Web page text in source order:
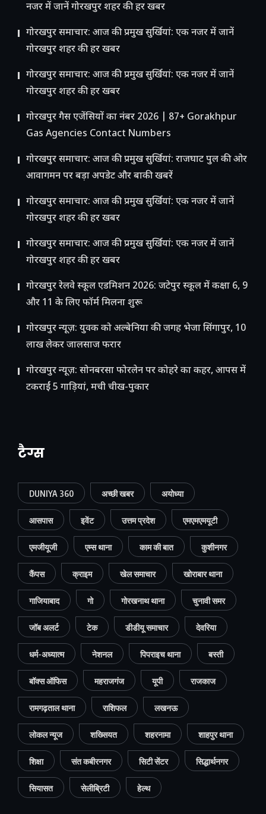
नजर में जानें गोरखपुर शहर की हर खबर
गोरखपुर समाचार: आज की प्रमुख सुर्खियां: एक नजर में जानें
गोरखपुर शहर की हर खबर
गोरखपुर समाचार: आज की प्रमुख सुर्खियां: एक नजर में जानें
गोरखपुर शहर की हर खबर
गोरखपुर गैस एजेंसियों का नंबर 2026 | 87+ Gorakhpur
Gas Agencies Contact Numbers
गोरखपुर समाचार: आज की प्रमुख सुर्खियां: राजघाट पुल की ओर
आवागमन पर बड़ा अपडेट और बाकी खबरें
गोरखपुर समाचार: आज की प्रमुख सुर्खियां: एक नजर में जानें
गोरखपुर शहर की हर खबर
गोरखपुर समाचार: आज की प्रमुख सुर्खियां: एक नजर में जानें
गोरखपुर शहर की हर खबर
गोरखपुर रेलवे स्कूल एडमिशन 2026: जटेपुर स्कूल में कक्षा 6, 9
और 11 के लिए फॉर्म मिलना शुरू
गोरखपुर न्यूज़: युवक को अल्बेनिया की जगह भेजा सिंगापुर, 10
लाख लेकर जालसाज फरार
गोरखपुर न्यूज़: सोनबरसा फोरलेन पर कोहरे का कहर, आपस में
टकराईं 5 गाड़ियां, मची चीख-पुकार
टैग्स
DUNIYA 360 अच्छी खबर अयोध्या
आसपास इवेंट उत्तम प्रदेश एमएमएमयूटी
एमजीयूजी एम्स थाना काम की बात कुशीनगर
कैंपस क्राइम खेल समाचार खोराबार थाना
गाजियाबाद गो गोरखनाथ थाना चुनावी समर
जॉब अलर्ट टेक डीडीयू समाचार देवरिया
धर्म-अध्यात्म नेशनल पिपराइच थाना बस्ती
बॉक्स ऑफिस महराजगंज यूपी राजकाज
रामगढ़ताल थाना राशिफल लखनऊ
लोकल न्यूज शख्सियत शहरनामा शाहपुर थाना
शिक्षा संत कबीरनगर सिटी सेंटर सिद्धार्थनगर
सियासत सेलीब्रिटी हेल्थ